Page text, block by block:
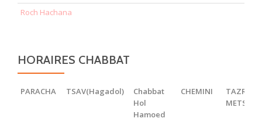
Roch Hachana
HORAIRES CHABBAT
PARACHA TSAV(Hagadol)
Chabbat
Hol
Hamoed
CHEMINI
TAZRIA